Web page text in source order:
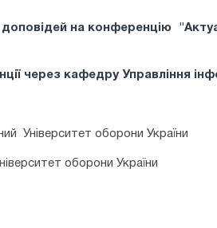
на конференцію
через кафедру Управління
Університет оборони України
оборони України